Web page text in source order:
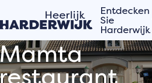
Entdecken
Sie
Harderwijk
Hansestadt
Wasser